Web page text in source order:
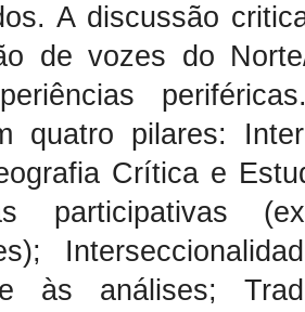
A discussão
de vozes do
quatro pilares:
Crítica e
participativas
às análises;